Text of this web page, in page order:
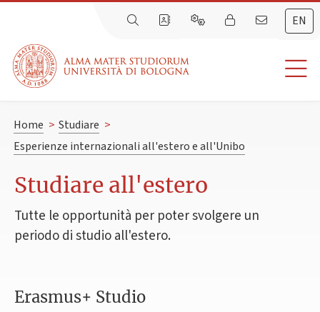
EN
Home > Studiare >
Esperienze internazionali all'estero e all'Unibo
Studiare all'estero
Tutte le opportunità per poter svolgere un
periodo di studio all'estero.
Erasmus+ Studio